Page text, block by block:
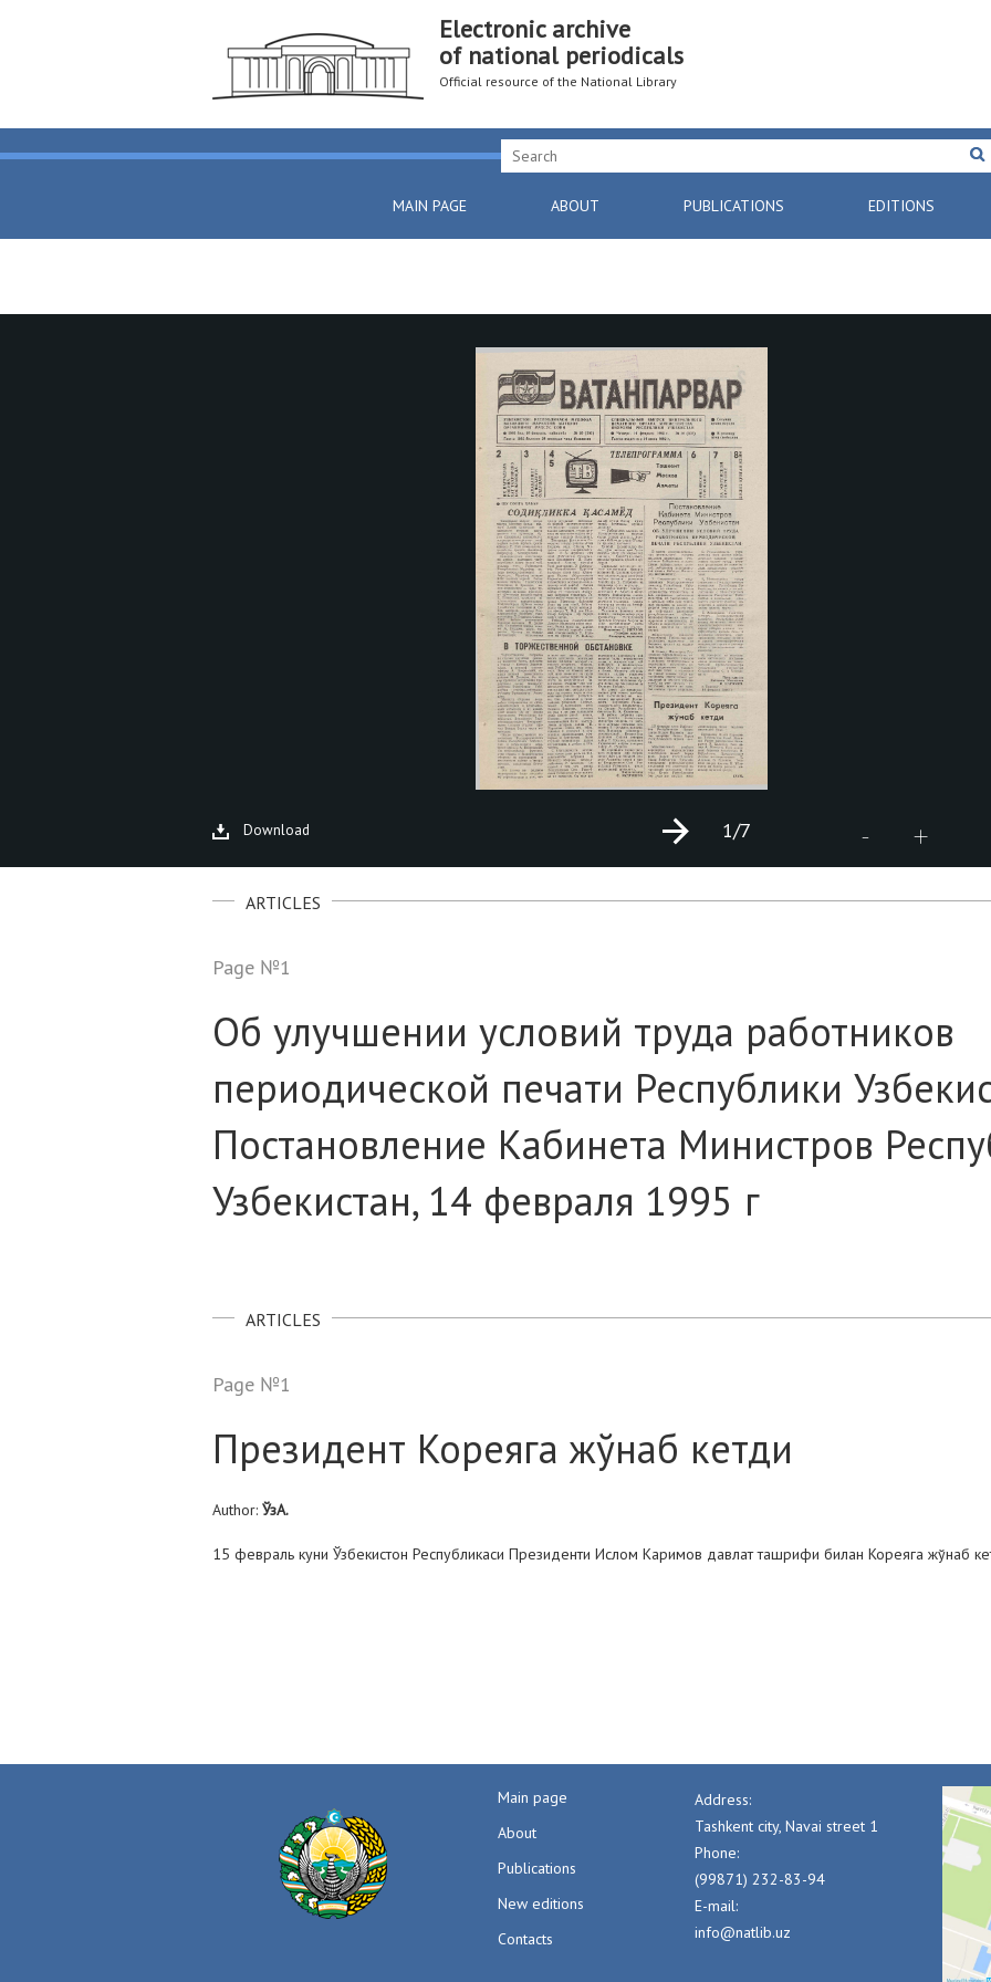
Electronic archive
of national periodicals
Official resource of the National Library
MAIN PAGE ABOUT PUBLICATIONS EDITIONS
Download - +
1/7
ARTICLES
Page №1
Об улучшении условий труда работников
периодической печати Республики
Постановление Кабинета Министров
Узбекистан, 14 февраля 1995 г
ARTICLES
Page №1
Президент Кореяга жўнаб кетди
Author: ЎзА.
15 февраль куни Ўзбекистон Республикаси Президенти Ислом Каримов давлат ташрифи билан Кореяга жўнаб
Main page
About
Publications
New editions
Contacts
Address:
Tashkent city, Navai street 1
Phone:
(99871) 232-83-94
E-mail:
info@natlib.uz